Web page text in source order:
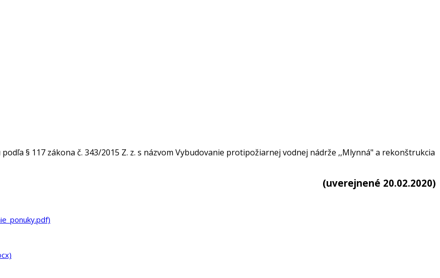
§ 117 zákona č. 343/2015 Z. z. s názvom Vybudovanie protipožiarnej vodnej nádrže ,,Mlynná" a rekonštrukcia
(uverejnené 20.02.2020)